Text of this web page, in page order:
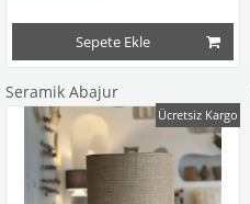
Sepete Ekle
Seramik Abajur
Ücretsiz Kargo